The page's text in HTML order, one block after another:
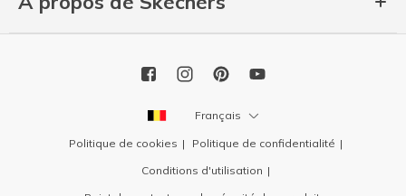
Français
Politique de cookies
Politique de confidentialité
Conditions d'utilisation